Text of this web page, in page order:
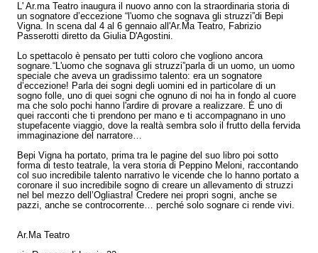
L' Ar.ma Teatro inaugura il nuovo anno con la straordinaria storia di
un sognatore d’eccezione “l'uomo che sognava gli struzzi”di Bepi
Vigna. In scena dal 4 al 6 gennaio all'Ar.Ma Teatro, Fabrizio
Passerotti diretto da Giulia D'Agostini.
Lo spettacolo è pensato per tutti coloro che vogliono ancora
sognare.“L'uomo che sognava gli struzzi”parla di un uomo, un uomo
speciale che aveva un gradissimo talento: era un sognatore
d’eccezione! Parla dei sogni degli uomini ed in particolare di un
sogno folle, uno di quei sogni che ognuno di noi ha in fondo al cuore
ma che solo pochi hanno l'ardire di provare a realizzare. É uno di
quei racconti che ti prendono per mano e ti accompagnano in uno
stupefacente viaggio, dove la realtà sembra solo il frutto della fervida
immaginazione del narratore…
Bepi Vigna ha portato, prima tra le pagine del suo libro poi sotto
forma di testo teatrale, la vera storia di Peppino Meloni, raccontando
col suo incredibile talento narrativo le vicende che lo hanno portato a
coronare il suo incredibile sogno di creare un allevamento di struzzi
nel bel mezzo dell’Ogliastra! Credere nei propri sogni, anche se
pazzi, anche se controcorrente… perché solo sognare ci rende vivi.
Ar.Ma Teatro